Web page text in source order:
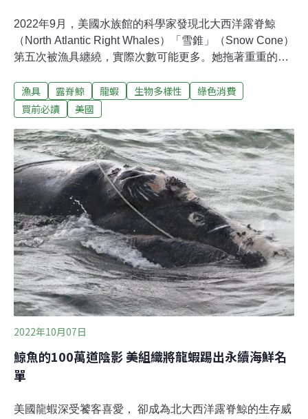
2022年9月，美國水族館的科學家發現北大西洋露脊鯨
（North Atlantic Right Whales）「雪錐」（Snow Cone）
第五次被漁具纏繞，實際次數可能更多。她拖著重重的漁
受痛苦，存活的可能性極低。」美國東北與加拿大東岸一
代是著名的龍蝦盛產地，也是極度瀕危、僅剩不到340隻
的事情不是個案。據估計，86%的露脊鯨曾被纏繞，已經
成了第二大死因。政府跟民間祭出的手段都無法有效降低
死亡。現在有公司積極研發無繩漁具，但龍蝦業者擔心影
響收入，反應冷淡。纏繞成極危鯨魚第二大死因 政府民間
出招無效捕撈龍蝦用的籠子要放置在海底。為了收回龍蝦
籠，漁民會在海上放置浮標，並用繩子連接浮標與蝦籠。
這些繩子垂在海中，游過的露脊鯨一不小心就被纏繞。據
研究，露脊鯨遷徙的途中，有近100萬條這樣的垂直繩
索。
漁具 露脊鯨 龍蝦 生物多樣性
綠色消費
買前必讀
美國
2022年10月07日
鯨魚的100萬道陰影 美組織將龍蝦踢出永續海鮮名
單
美國龍蝦深受饕客喜愛， 卻成為北大西洋露脊鯨的生存威